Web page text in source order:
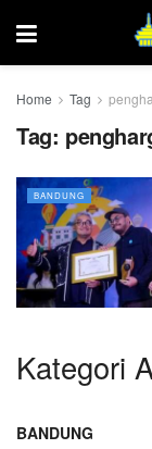
Home Tag
Tag:
BANDUNG
Kategori
BANDUNG